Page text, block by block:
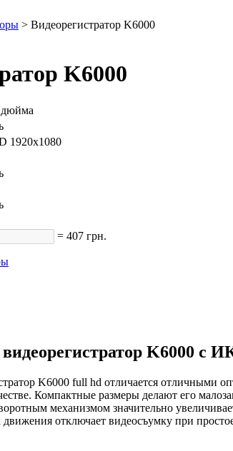
> Видеорегистратор K6000
K6000
дюйма
1920x1080
= 407 грн.
K6000 с
K6000 full hd отличается отличными
Компактные размеры делают его
механизмом значительно
движения отключает видеосъумку при